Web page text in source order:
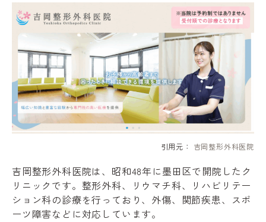
引用元： 吉岡整形外科医院
吉岡整形外科医院は、昭和48年に墨田区で開院したク
リニックです。整形外科、リウマチ科、リハビリテー
ション科の診療を行っており、外傷、関節疾患、スポ
ーツ障害などに対応しています。